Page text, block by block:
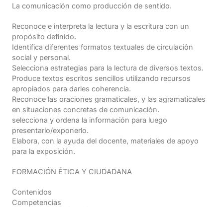
La comunicación como producción de sentido.
Reconoce e interpreta la lectura y la escritura con un
propósito definido.
Identifica diferentes formatos textuales de circulación
social y personal.
Selecciona estrategias para la lectura de diversos textos.
Produce textos escritos sencillos utilizando recursos
apropiados para darles coherencia.
Reconoce las oraciones gramaticales, y las agramaticales
en situaciones concretas de comunicación.
selecciona y ordena la información para luego
presentarlo/exponerlo.
Elabora, con la ayuda del docente, materiales de apoyo
para la exposición.
FORMACIÓN ÉTICA Y CIUDADANA
Contenidos
Competencias